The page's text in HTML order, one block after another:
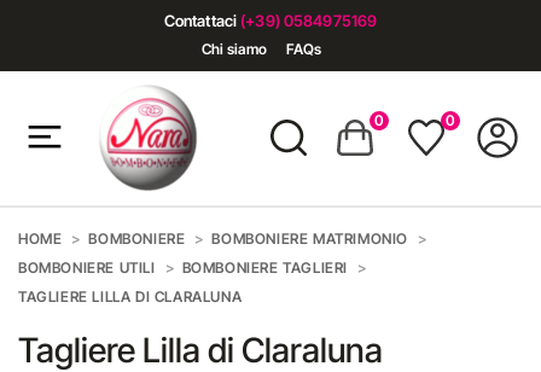
Contattaci (+39) 0584975169
Chi siamo FAQs
0 0
HOME BOMBONIERE
BOMBONIERE MATRIMONIO
BOMBONIERE UTILI
BOMBONIERE TAGLIERI
TAGLIERE LILLA DI CLARALUNA
Tagliere Lilla di Claraluna